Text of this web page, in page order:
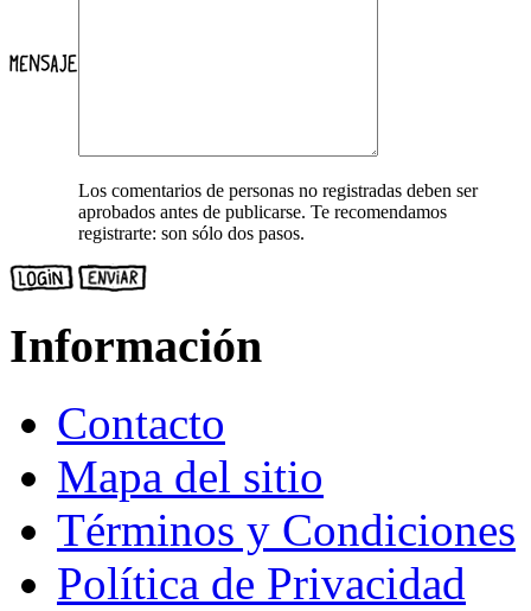
Los comentarios de personas no registradas deben ser
aprobados antes de publicarse. Te recomendamos
registrarte: son sólo dos pasos.
Información
Contacto
Mapa del sitio
Términos y Condiciones
Política de Privacidad